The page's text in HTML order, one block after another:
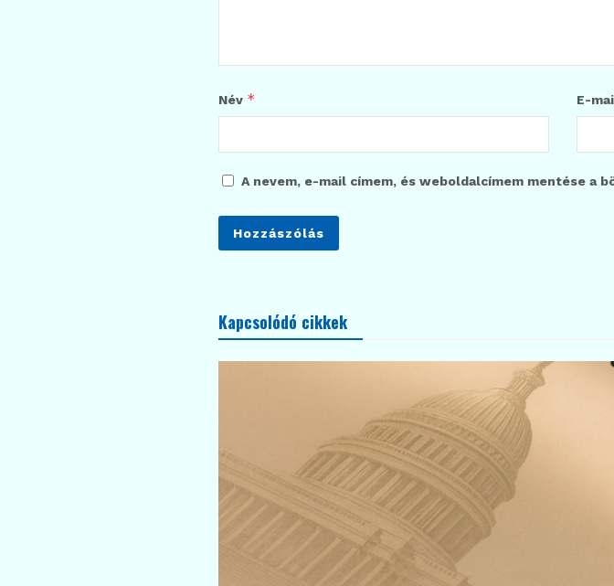
Név * E-
A nevem, e-mail címem, és weboldalcímem mentése a
Kapcsolódó cikkek